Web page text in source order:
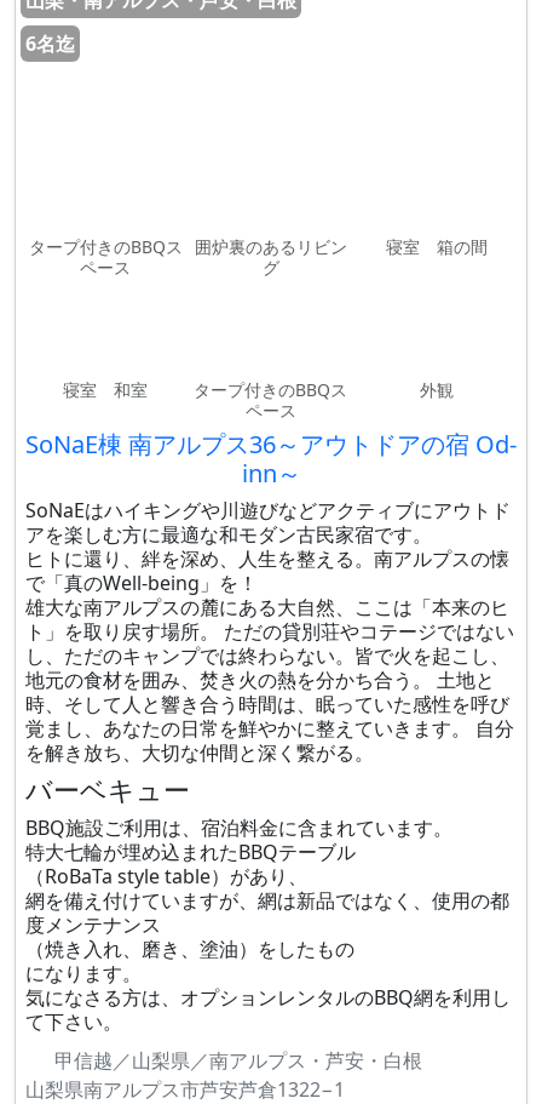
6名迄
タープ付きのBBQス
ペース
囲炉裏のあるリビン
グ
寝室 箱の間
寝室 和室
タープ付きのBBQス
ペース
外観
SoNaE棟 南アルプス36～アウトドアの宿 Od-
inn～
SoNaEはハイキングや川遊びなどアクティブにアウトド
アを楽しむ方に最適な和モダン古民家宿です。
ヒトに還り、絆を深め、人生を整える。南アルプスの懐
で「真のWell-being」を！
雄大な南アルプスの麓にある大自然、ここは「本来のヒ
ト」を取り戻す場所。 ただの貸別荘やコテージではない
し、ただのキャンプでは終わらない。皆で火を起こし、
地元の食材を囲み、焚き火の熱を分かち合う。 土地と
時、そして人と響き合う時間は、眠っていた感性を呼び
覚まし、あなたの日常を鮮やかに整えていきます。 自分
を解き放ち、大切な仲間と深く繋がる。
バーベキュー
BBQ施設ご利用は、宿泊料金に含まれています。
特大七輪が埋め込まれたBBQテーブル
（RoBaTa style table）があり、
網を備え付けていますが、網は新品ではなく、使用の都
度メンテナンス
（焼き入れ、磨き、塗油）をしたもの
になります。
気になさる方は、オプションレンタルのBBQ網を利用し
て下さい。
甲信越／山梨県／南アルプス・芦安・白根
山梨県南アルプス市芦安芦倉1322−1